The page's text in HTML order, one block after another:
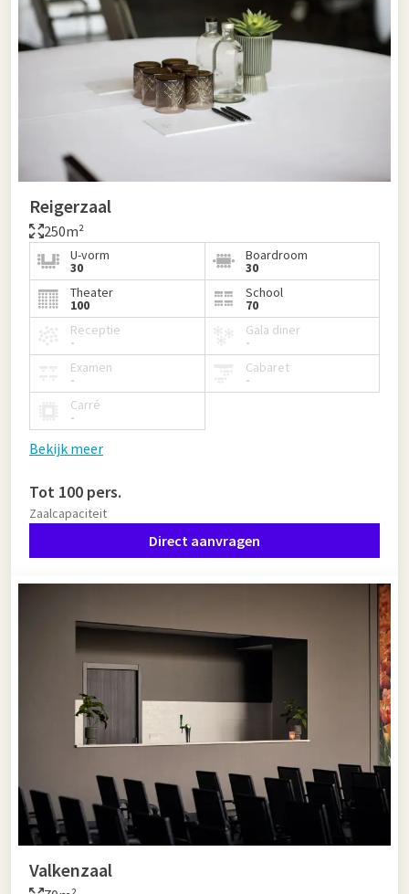
Reigerzaal
250m²
U-vorm
30
Boardroom
30
Theater
100
School
70
Receptie
-
Gala diner
-
Examen
-
Cabaret
-
Carré
-
Bekijk meer
Tot 100 pers.
Zaalcapaciteit
Direct aanvragen
Valkenzaal